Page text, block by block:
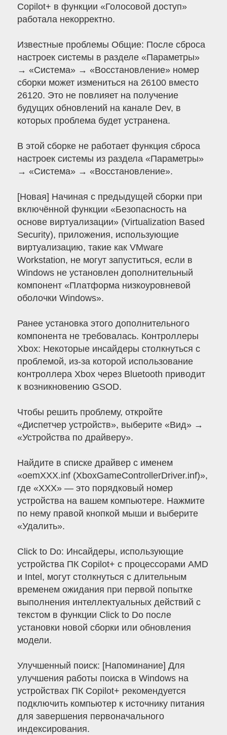
Copilot+ в функции «Голосовой доступ»
работала некорректно.
Известные проблемы Общие: После сброса
настроек системы в разделе «Параметры»
→ «Система» → «Восстановление» номер
сборки может измениться на 26100 вместо
26120. Это не повлияет на получение
будущих обновлений на канале Dev, в
которых проблема будет устранена.
В этой сборке не работает функция сброса
настроек системы из раздела «Параметры»
→ «Система» → «Восстановление».
[Новая] Начиная с предыдущей сборки при
включённой функции «Безопасность на
основе виртуализации» (Virtualization Based
Security), приложения, использующие
виртуализацию, такие как VMware
Workstation, не могут запуститься, если в
Windows не установлен дополнительный
компонент «Платформа низкоуровневой
оболочки Windows».
Ранее установка этого дополнительного
компонента не требовалась. Контроллеры
Xbox: Некоторые инсайдеры столкнуться с
проблемой, из-за которой использование
контроллера Xbox через Bluetooth приводит
к возникновению GSOD.
Чтобы решить проблему, откройте
«Диспетчер устройств», выберите «Вид» →
«Устройства по драйверу».
Найдите в списке драйвер с именем
«oemXXX.inf (XboxGameControllerDriver.inf)»,
где «XXX» — это порядковый номер
устройства на вашем компьютере. Нажмите
по нему правой кнопкой мыши и выберите
«Удалить».
Click to Do: Инсайдеры, использующие
устройства ПК Copilot+ с процессорами AMD
и Intel, могут столкнуться с длительным
временем ожидания при первой попытке
выполнения интеллектуальных действий с
текстом в функции Click to Do после
установки новой сборки или обновления
модели.
Улучшенный поиск: [Напоминание] Для
улучшения работы поиска в Windows на
устройствах ПК Copilot+ рекомендуется
подключить компьютер к источнику питания
для завершения первоначального
индексирования.